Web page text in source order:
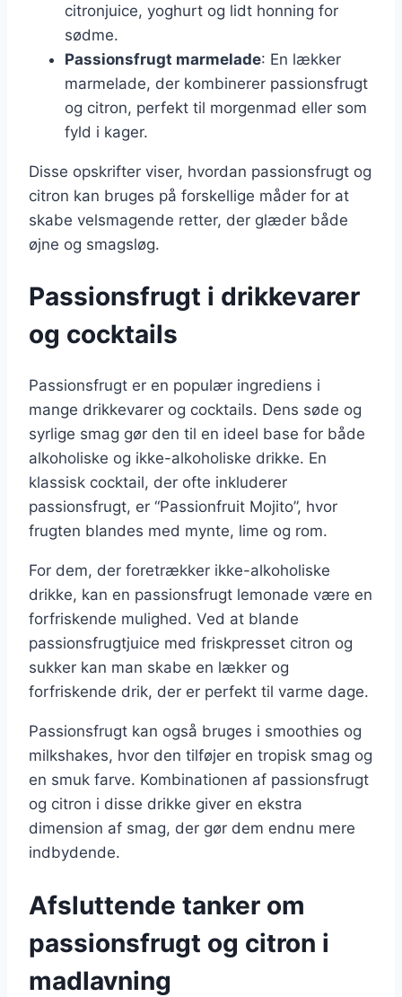
citronjuice, yoghurt og lidt honning for
sødme.
Passionsfrugt marmelade: En lækker
marmelade, der kombinerer passionsfrugt
og citron, perfekt til morgenmad eller som
fyld i kager.
Disse opskrifter viser, hvordan passionsfrugt og
citron kan bruges på forskellige måder for at
skabe velsmagende retter, der glæder både
øjne og smagsløg.
Passionsfrugt i drikkevarer
og cocktails
Passionsfrugt er en populær ingrediens i
mange drikkevarer og cocktails. Dens søde og
syrlige smag gør den til en ideel base for både
alkoholiske og ikke-alkoholiske drikke. En
klassisk cocktail, der ofte inkluderer
passionsfrugt, er “Passionfruit Mojito”, hvor
frugten blandes med mynte, lime og rom.
For dem, der foretrækker ikke-alkoholiske
drikke, kan en passionsfrugt lemonade være en
forfriskende mulighed. Ved at blande
passionsfrugtjuice med friskpresset citron og
sukker kan man skabe en lækker og
forfriskende drik, der er perfekt til varme dage.
Passionsfrugt kan også bruges i smoothies og
milkshakes, hvor den tilføjer en tropisk smag og
en smuk farve. Kombinationen af passionsfrugt
og citron i disse drikke giver en ekstra
dimension af smag, der gør dem endnu mere
indbydende.
Afsluttende tanker om
passionsfrugt og citron i
madlavning